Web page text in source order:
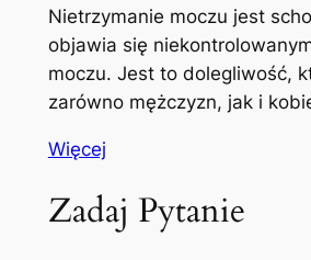
Nietrzymanie moczu jest
objawia się
moczu. Jest to dolegliwość,
zarówno mężczyzn, jak i
Więcej
Zadaj Pytanie